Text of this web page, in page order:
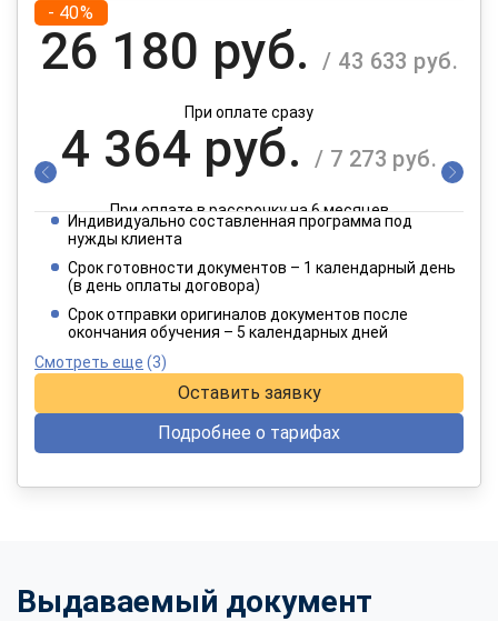
- 40%
26 180 руб. / 43 633 руб.
При оплате сразу
4 364 руб. / 7 273 руб.
При оплате в рассрочку на 6 месяцев
2 182 руб. / 3 637 руб.
При оплате в рассрочку на 12 месяцев
Индивидуально составленная программа под
нужды клиента
Срок готовности документов – 1 календарный день
(в день оплаты договора)
Срок отправки оригиналов документов после
окончания обучения – 5 календарных дней
Смотреть еще (3)
Оставить заявку
Подробнее о тарифах
Выдаваемый документ